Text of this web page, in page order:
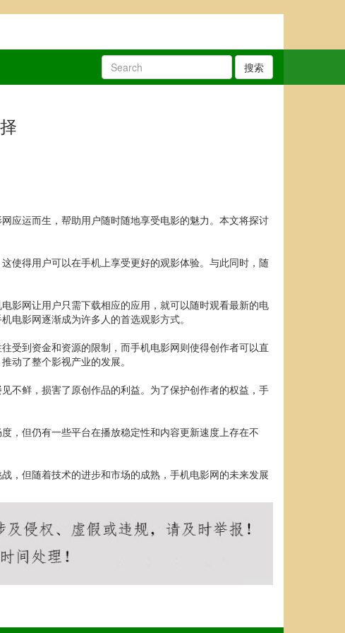
搜索
应运而生，帮助用户随时随地享受电影的魅力。本文将探讨
使得用户可以在手机上享受更好的观影体验。与此同时，随
影网让用户只需下载相应的应用，就可以随时观看最新的电
电影网逐渐成为许多人的首选观影方式。
受到资金和资源的限制，而手机电影网则使得创作者可以直
动了整个影视产业的发展。
不鲜，损害了原创作品的利益。为了保护创作者的权益，手
，但仍有一些平台在播放稳定性和内容更新速度上存在不
，但随着技术的进步和市场的成熟，手机电影网的未来发展